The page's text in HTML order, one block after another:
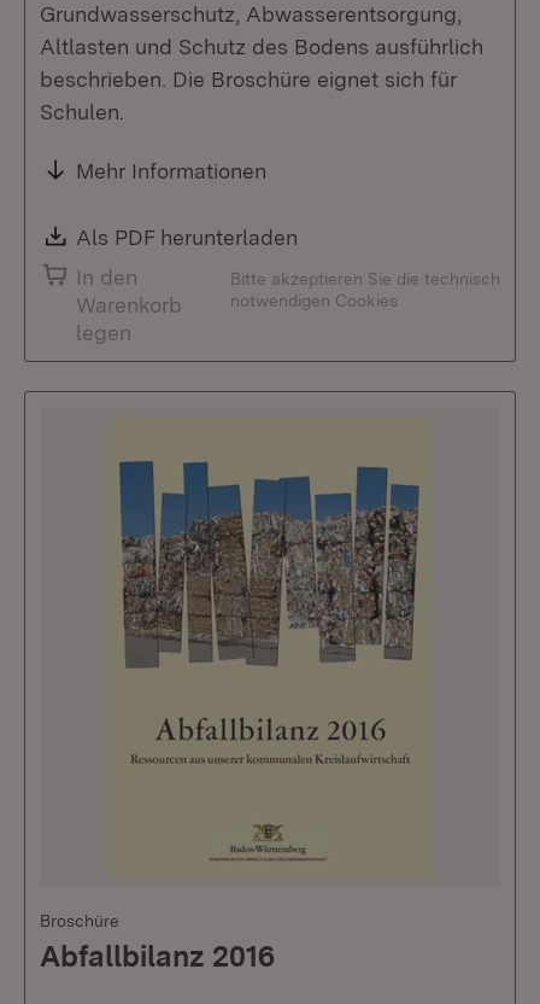
Grundwasserschutz, Abwasserentsorgung,
Altlasten und Schutz des Bodens ausführlich
beschrieben. Die Broschüre eignet sich für
Schulen.
Mehr Informationen
Download:
Als PDF herunterladen
In den
Warenkorb
legen
Bitte akzeptieren Sie die technisch
notwendigen Cookies
Broschüre
Abfallbilanz 2016